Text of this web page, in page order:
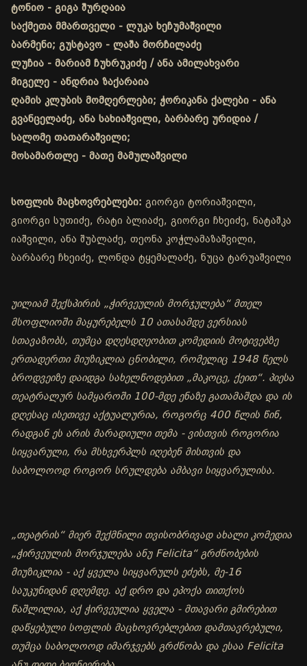
ტონიო - გიგა შურღაია
საქმეთა მმართველი - ლუკა ხეჩუმაშვილი
ბარმენი; გუსტავო - ლაშა მორჩილაძე
ლუჩია - მარიამ ჩუხრუკიძე / ანა ამილახვარი
მიგელე - ანდრია ზაქარაია
ღამის კლუბის მომღერლები; ჭორიკანა ქალები - ანა
გვანცელაძე, ანა სახიაშვილი, ბარბარე ურიდია /
სალომე თათარაშვილი;
მოსამართლე - მათე მამულაშვილი
სოფლის მაცხოვრებლები: გიორგი ტორიაშვილი,
გიორგი სუთიძე, რატი ბლიაძე, გიორგი ჩხეიძე, ნატაშკა
იაშვილი, ანა შუბლაძე, თეონა კოჭლამაზაშვილი,
ბარბარე ჩხეიძე, ლონდა ტყემალაძე, ნუცა ტარუაშვილი
უილიამ შექსპირის „ჭირვეულის მორჯულება“ მთელ
მსოფლიოში მაყურებელს 10 ათასამდე ვერსიას
სთავაზობს, თუმცა დღესდღეობით კომედიის მოტივებზე
ერთადერთი მიუზიკლია ცნობილი, რომელიც 1948 წელს
ბროდვეიზე დაიდგა სახელწოდებით „მაკოცე, ქეით“. პიესა
თეატრალურ სამყაროში 100-მდე ენაზე გათამაშდა და ის
დღესაც ისეთივე აქტუალურია, როგორც 400 წლის წინ,
რადგან ეს არის მარადიული თემა - ვისთვის როგორია
სიყვარული, რა მსხვერპლს იღებენ მისთვის და
საბოლოოდ როგორ სრულდება ამბავი სიყვარულისა.
„თეატრის“ მიერ შექმნილი თვისობრივად ახალი კომედია
„ჭირვეულის მორჯულება ანუ Felicita“ გრძნობების
მიუზიკლია - აქ ყველა სიყვარულს ეძებს, მე-16
საუკუნიდან დღემდე. აქ დრო და ეპოქა თითქოს
წაშლილია, აქ ჭირვეულია ყველა - მთავარი გმირებით
დაწყებული სოფლის მაცხოვრებლებით დამთავრებული,
თუმცა საბოლოოდ იმარჯვებს გრძნობა და ესაა Felicita